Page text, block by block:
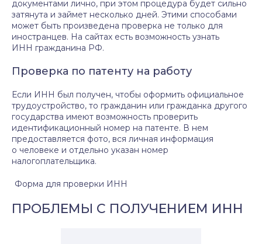
документами лично, при этом процедура будет сильно
затянута и займет несколько дней. Этими способами
может быть произведена проверка не только для
иностранцев. На сайтах есть возможность узнать
ИНН гражданина РФ.
Проверка по патенту на работу
Если ИНН был получен, чтобы оформить официальное
трудоустройство, то гражданин или гражданка другого
государства имеют возможность проверить
идентификационный номер на патенте. В нем
предоставляется фото, вся личная информация
о человеке и отдельно указан номер
налогоплательщика.
Форма для проверки ИНН
ПРОБЛЕМЫ С ПОЛУЧЕНИЕМ ИНН